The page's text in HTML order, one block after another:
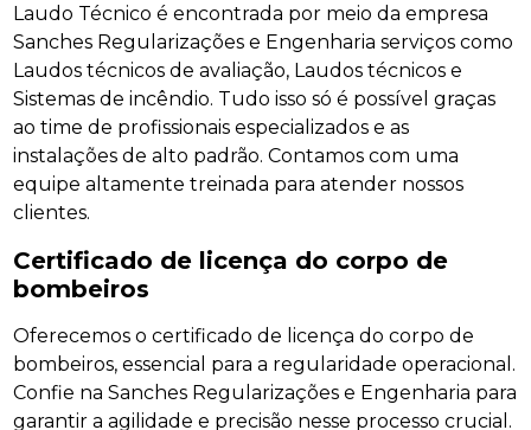
Laudo Técnico é encontrada por meio da empresa
Sanches Regularizações e Engenharia serviços como
Laudos técnicos de avaliação, Laudos técnicos e
Sistemas de incêndio. Tudo isso só é possível graças
ao time de profissionais especializados e as
instalações de alto padrão. Contamos com uma
equipe altamente treinada para atender nossos
clientes.
Certificado de licença do corpo de
bombeiros
Oferecemos o certificado de licença do corpo de
bombeiros, essencial para a regularidade operacional.
Confie na Sanches Regularizações e Engenharia para
garantir a agilidade e precisão nesse processo crucial.